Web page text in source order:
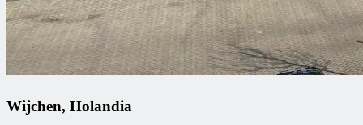
Wijchen, Holandia